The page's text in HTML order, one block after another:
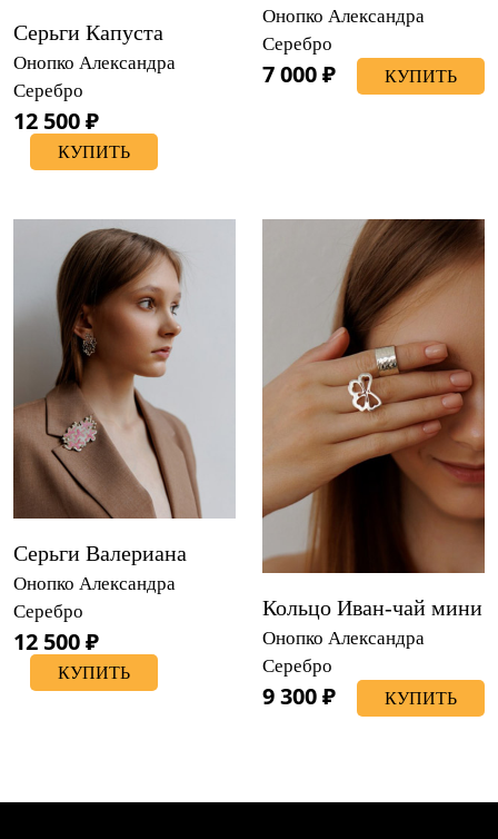
Серьги Капуста
Онопко Александра
Серебро
12 500 ₽
КУПИТЬ
Онопко Александра
Серебро
7 000 ₽ КУПИТЬ
Серьги Валериана
Онопко Александра
Серебро
12 500 ₽
КУПИТЬ
Кольцо Иван-чай мини
Онопко Александра
Серебро
9 300 ₽ КУПИТЬ